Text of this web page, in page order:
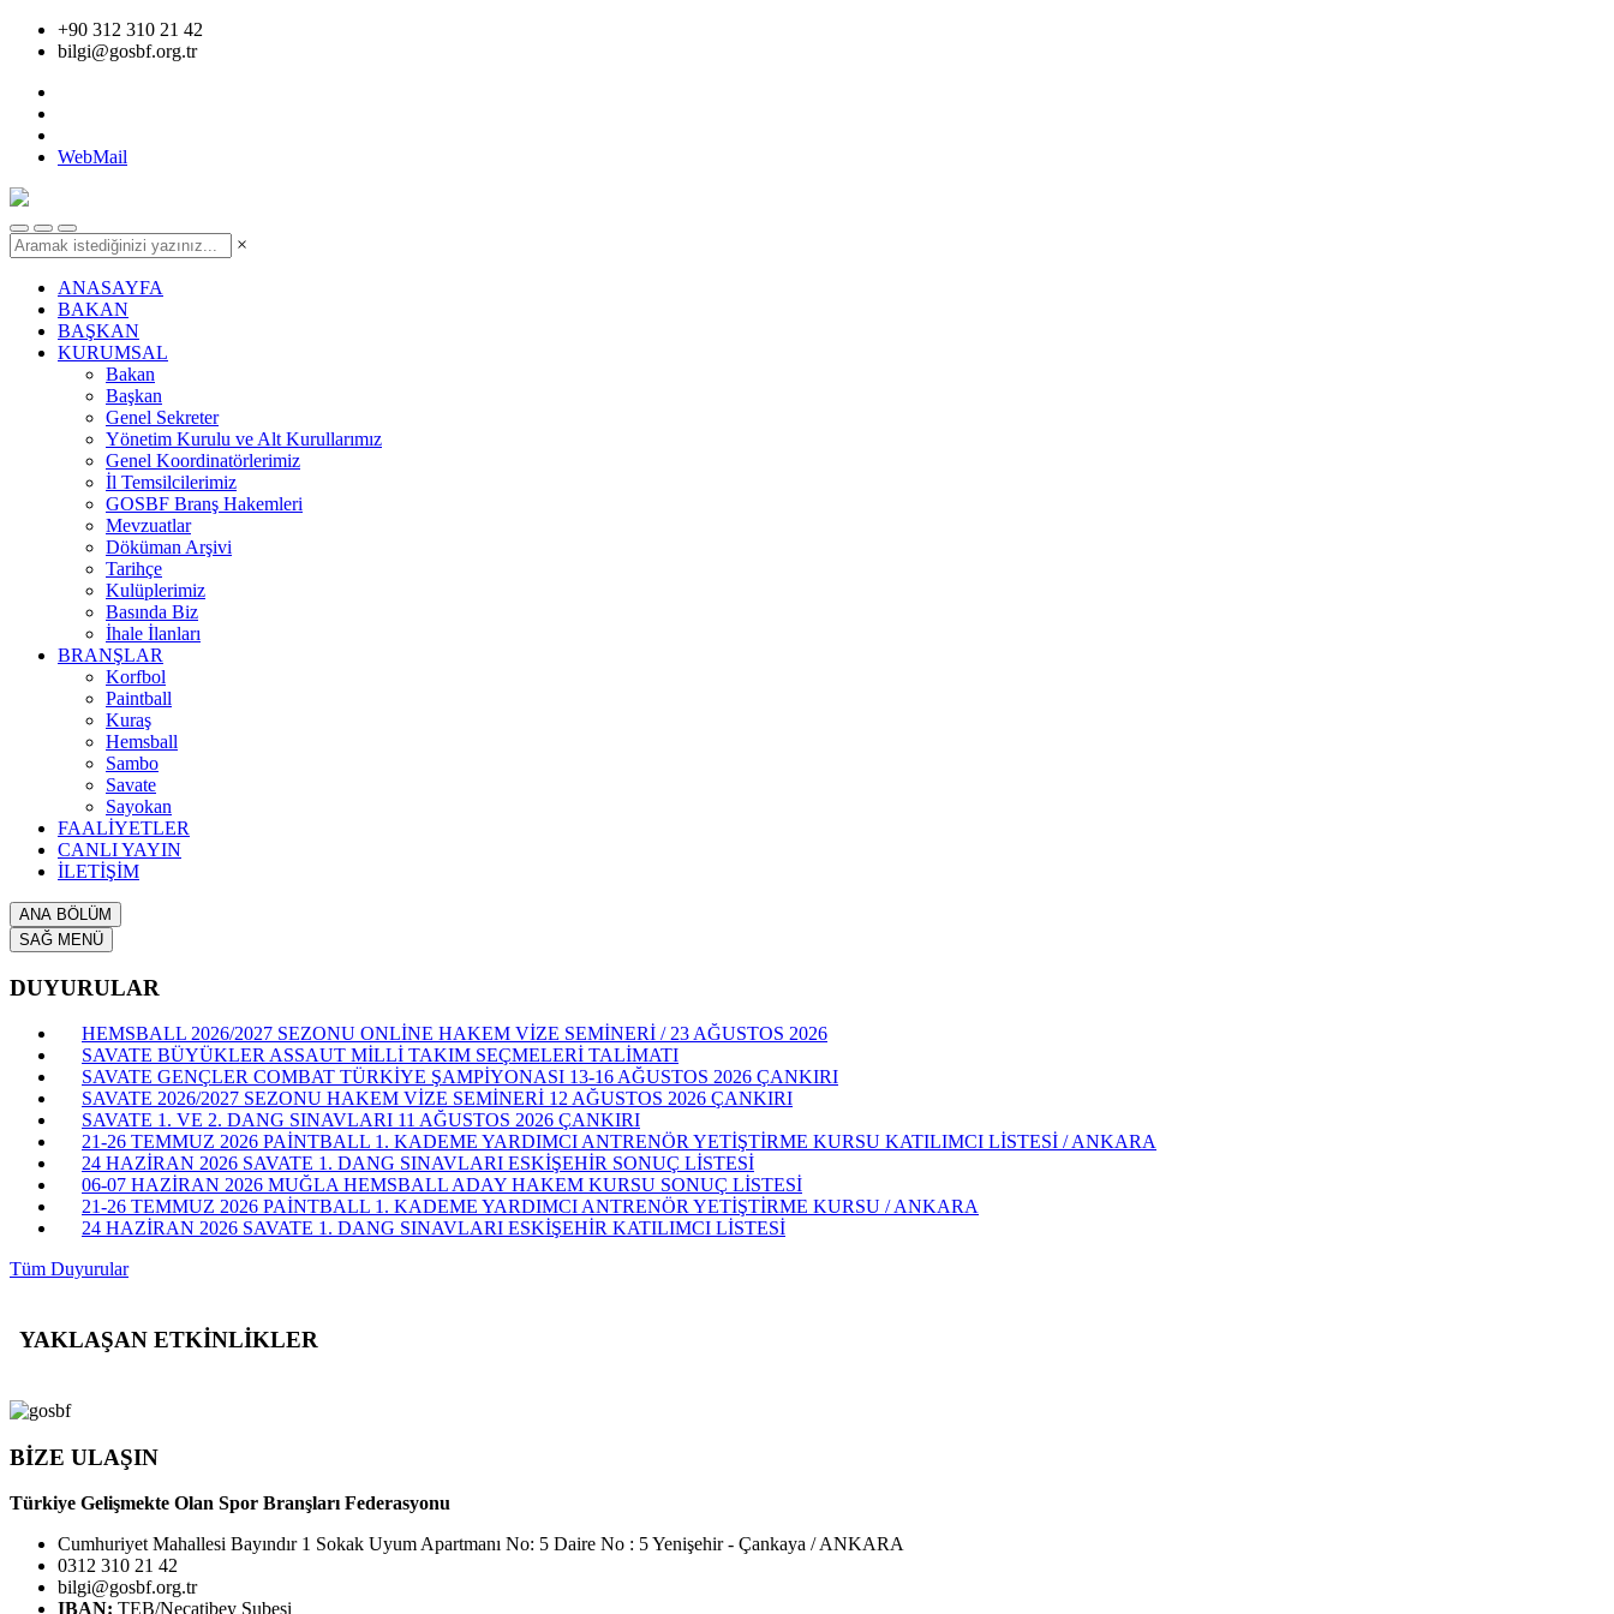
+90 312 310 21 42
bilgi@gosbf.org.tr
WebMail
×
ANASAYFA
BAKAN
BAŞKAN
KURUMSAL
Bakan
Başkan
Genel Sekreter
Yönetim Kurulu ve Alt Kurullarımız
Genel Koordinatörlerimiz
İl Temsilcilerimiz
GOSBF Branş Hakemleri
Mevzuatlar
Döküman Arşivi
Tarihçe
Kulüplerimiz
Basında Biz
İhale İlanları
BRANŞLAR
Korfbol
Paintball
Kuraş
Hemsball
Sambo
Savate
Sayokan
FAALİYETLER
CANLI YAYIN
İLETİŞİM
ANA BÖLÜM
SAĞ MENÜ
DUYURULAR
HEMSBALL 2026/2027 SEZONU ONLİNE HAKEM VİZE SEMİNERİ / 23 AĞUSTOS 2026
SAVATE BÜYÜKLER ASSAUT MİLLİ TAKIM SEÇMELERİ TALİMATI
SAVATE GENÇLER COMBAT TÜRKİYE ŞAMPİYONASI 13-16 AĞUSTOS 2026 ÇANKIRI
SAVATE 2026/2027 SEZONU HAKEM VİZE SEMİNERİ 12 AĞUSTOS 2026 ÇANKIRI
SAVATE 1. VE 2. DANG SINAVLARI 11 AĞUSTOS 2026 ÇANKIRI
21-26 TEMMUZ 2026 PAİNTBALL 1. KADEME YARDIMCI ANTRENÖR YETİŞTİRME KURSU KATILIMCI LİSTESİ / ANKARA
24 HAZİRAN 2026 SAVATE 1. DANG SINAVLARI ESKİŞEHİR SONUÇ LİSTESİ
06-07 HAZİRAN 2026 MUĞLA HEMSBALL ADAY HAKEM KURSU SONUÇ LİSTESİ
21-26 TEMMUZ 2026 PAİNTBALL 1. KADEME YARDIMCI ANTRENÖR YETİŞTİRME KURSU / ANKARA
24 HAZİRAN 2026 SAVATE 1. DANG SINAVLARI ESKİŞEHİR KATILIMCI LİSTESİ
Tüm Duyurular
YAKLAŞAN ETKİNLİKLER
BİZE ULAŞIN
Türkiye Gelişmekte Olan Spor Branşları Federasyonu
Cumhuriyet Mahallesi Bayındır 1 Sokak Uyum Apartmanı No: 5 Daire No : 5 Yenişehir - Çankaya / ANKARA
0312 310 21 42
bilgi@gosbf.org.tr
IBAN: TEB/Necatibey Şubesi